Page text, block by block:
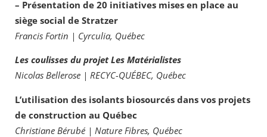
– Présentation de 20 initiatives mises en place au
siège social de Stratzer
Francis Fortin | Cyrculia, Québec
Les coulisses du projet Les Matérialistes
Nicolas Bellerose | RECYC-QUÉBEC, Québec
L’utilisation des isolants biosourcés dans vos projets
de construction au Québec
Christiane Bérubé | Nature Fibres, Québec